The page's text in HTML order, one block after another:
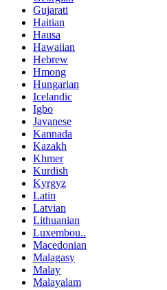
Gujarati
Haitian
Hausa
Hawaiian
Hebrew
Hmong
Hungarian
Icelandic
Igbo
Javanese
Kannada
Kazakh
Khmer
Kurdish
Kyrgyz
Latin
Latvian
Lithuanian
Luxembou..
Macedonian
Malagasy
Malay
Malayalam